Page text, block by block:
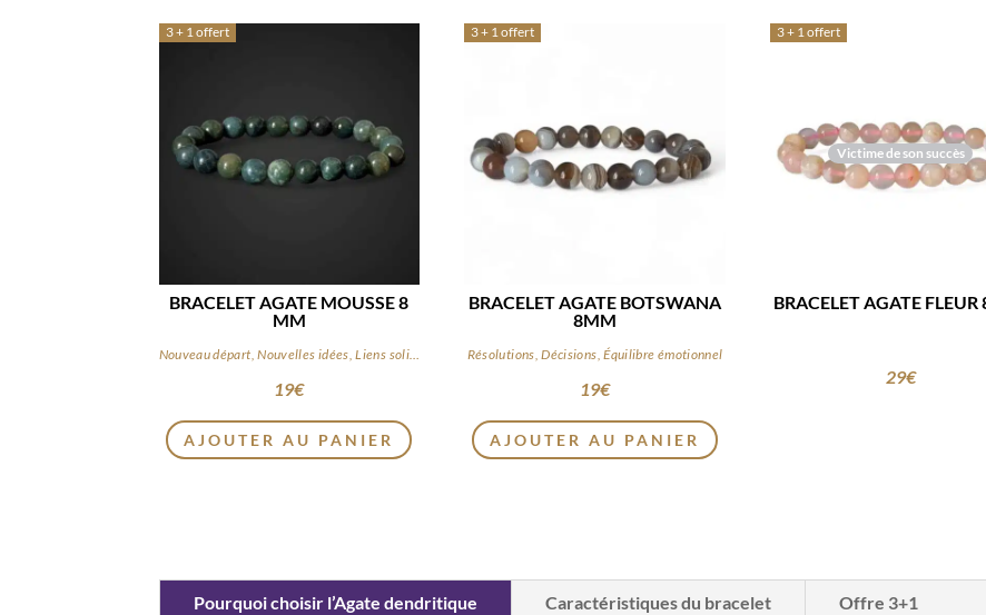
3 + 1 offert
BRACELET AGATE MOUSSE 8
MM
Nouveau départ, Nouvelles idées, Liens solides
19€
AJOUTER AU PANIER
3 + 1 offert
BRACELET AGATE BOTSWANA
8MM
Résolutions, Décisions, Équilibre émotionnel
19€
AJOUTER AU PANIER
Victime de son succès
3 + 1 offert
BRACELET AGATE FLEUR
29€
Pourquoi choisir l’Agate dendritique Caractéristiques du bracelet Offre 3+1